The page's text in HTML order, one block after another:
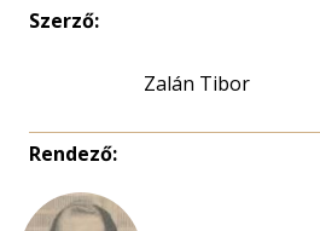
Szerző:
Zalán Tibor
Rendező: